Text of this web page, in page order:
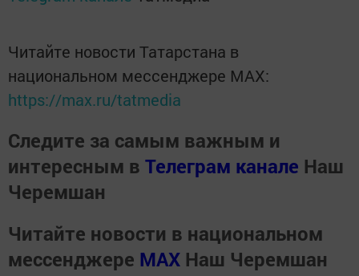
Читайте новости Татарстана в
национальном мессенджере MАХ:
https://max.ru/tatmedia
Следите за самым важным и
интересным в Телеграм канале Наш
Черемшан
Читайте новости в национальном
мессенджере MАХ Наш Черемшан